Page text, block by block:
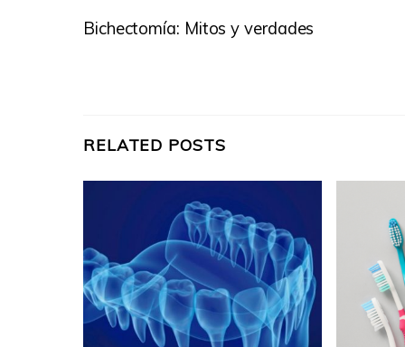
Bichectomía: Mitos y verdades
RELATED POSTS